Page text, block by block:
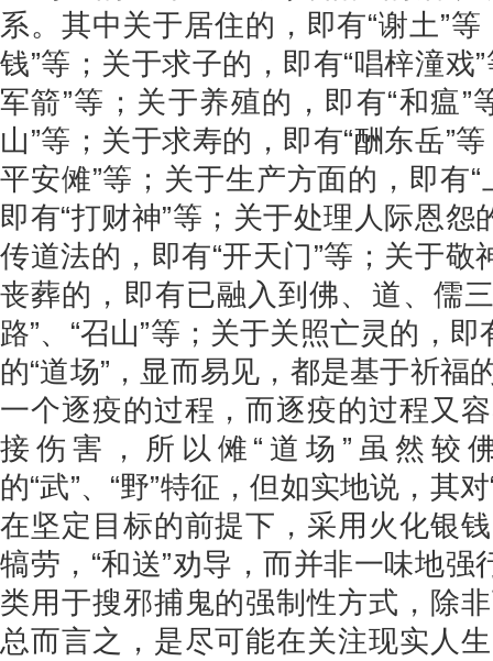
系。其中关于居住的，即有“谢土”
钱”等；关于求子的，即有“唱梓潼戏
军箭”等；关于养殖的，即有“和瘟”
山”等；关于求寿的，即有“酬东岳”
平安傩”等；关于生产方面的，即有
即有“打财神”等；关于处理人际恩怨
传道法的，即有“开天门”等；关于敬
丧葬的，即有已融入到佛、道、儒
路”、“召山”等；关于关照亡灵的，
的“道场”，显而易见，都是基于祈福
一个逐疫的过程，而逐疫的过程又
接伤害，所以傩“道场”虽然较
的“武”、“野”特征，但如实地说，其
在坚定目标的前提下，采用火化银
犒劳，“和送”劝导，而并非一味地强
类用于搜邪捕鬼的强制性方式，除
总而言之，是尽可能在关注现实人